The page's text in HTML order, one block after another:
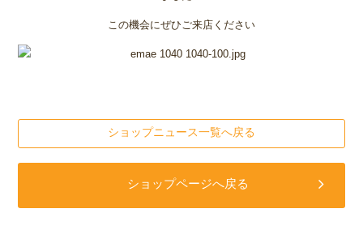
この機会にぜひご来店ください
ショップニュース一覧へ戻る
ショップページへ戻る